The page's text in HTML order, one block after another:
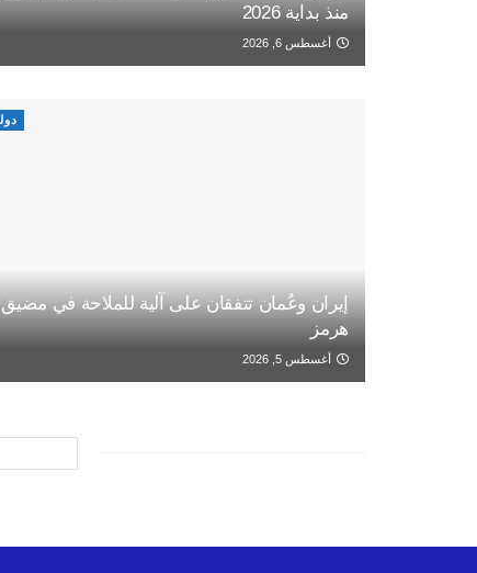
منذ بداية 2026
أغسطس 6, 2026
إيران وعُمان تتفقان على آلية للملاحة في مضيق
هرمز
أغسطس 5, 2026